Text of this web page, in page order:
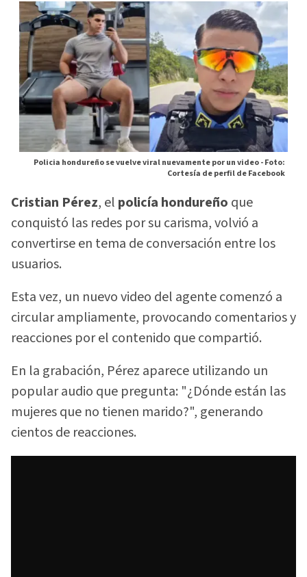
Policia hondureño se vuelve viral nuevamente por un video -Foto:
Cortesía de perfil de Facebook
Cristian Pérez, el policía hondureño que
conquistó las redes por su carisma, volvió a
convertirse en tema de conversación entre los
usuarios.
Esta vez, un nuevo video del agente comenzó a
circular ampliamente, provocando comentarios y
reacciones por el contenido que compartió.
En la grabación, Pérez aparece utilizando un
popular audio que pregunta: "¿Dónde están las
mujeres que no tienen marido?", generando
cientos de reacciones.